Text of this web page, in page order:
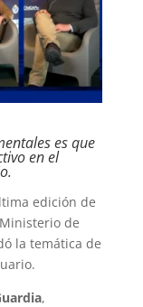
es que
en el
edición de
de
la temática de
,